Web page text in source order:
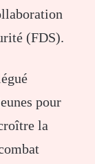
(FDS).
pour
la